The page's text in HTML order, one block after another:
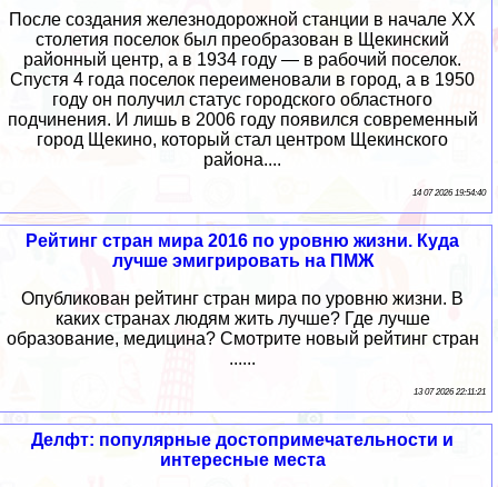
После создания железнодорожной станции в начале XX
столетия поселок был преобразован в Щекинский
районный центр, а в 1934 году — в рабочий поселок.
Спустя 4 года поселок переименовали в город, а в 1950
году он получил статус городского областного
подчинения. И лишь в 2006 году появился современный
город Щекино, который стал центром Щекинского
района....
14 07 2026 19:54:40
Рейтинг стран мира 2016 по уровню жизни. Куда
лучше эмигрировать на ПМЖ
Опубликован рейтинг стран мира по уровню жизни. В
каких странах людям жить лучше? Где лучше
образование, медицина? Смотрите новый рейтинг стран
......
13 07 2026 22:11:21
Делфт: популярные достопримечательности и
интересные места